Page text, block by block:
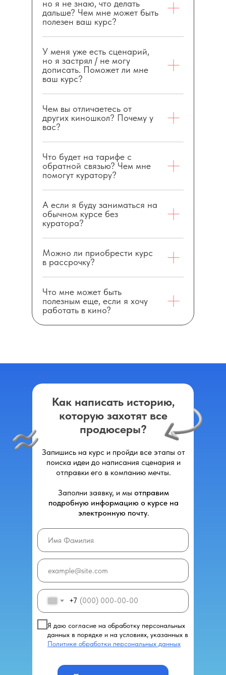
но я не знаю, что делать
дальше? Чем мне может быть
полезен ваш курс?
У меня уже есть сценарий,
но я застрял / не могу
дописать. Поможет ли мне
ваш курс?
Чем вы отличаетесь от
других киношкол? Почему у
вас?
Что будет на тарифе с
обратной связью? Чем мне
помогут куратору?
А если я буду заниматься на
обычном курсе без
куратора?
Можно ли приобрести курс
в рассрочку?
Что мне может быть
полезным еще, если я хочу
работать в кино?
Как написать историю,
которую захотят все
продюсеры?
Запишись на курс и пройди все этапы от
поиска идеи до написания сценария и
отправки его в компанию мечты.
Заполни заявку, и мы отправим
подробную информацию о курсе на
электронную почту.
+7
Я даю согласие на обработку персональных
данных в порядке и на условиях, указанных в
Политике обработки персональных данных